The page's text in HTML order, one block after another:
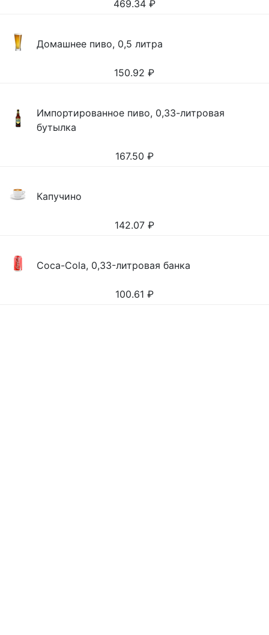
469.34 ₽
Домашнее пиво, 0,5 литра
150.92 ₽
Импортированное пиво, 0,33-литровая
бутылка
167.50 ₽
Капучино
142.07 ₽
Coca-Cola, 0,33-литровая банка
100.61 ₽